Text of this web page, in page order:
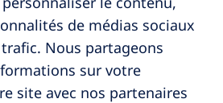
de médias sociaux
Nous partageons
sur votre
site avec nos partenaires